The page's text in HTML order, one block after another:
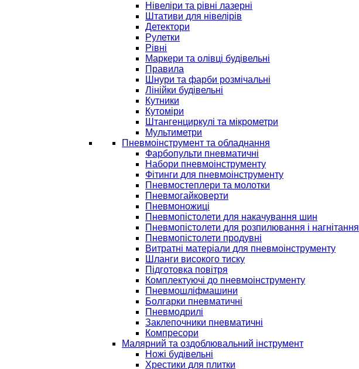
Нівеліри та рівні лазерні
Штативи для нівелірів
Детектори
Рулетки
Рівні
Маркери та олівці будівельні
Правила
Шнури та фарби розмічальні
Лінійки будівельні
Кутники
Кутоміри
Штангенциркулі та мікрометри
Мультиметри
Пневмоінструмент та обладнання
Фарбопульти пневматичні
Набори пневмоінструменту
Фітинги для пневмоінструменту
Пневмостеплери та молотки
Пневмогайковерти
Пневмоножиці
Пневмопістолети для накачування шин
Пневмопістолети для розпилювання і нагнітання
Пневмопістолети продувні
Витратні матеріали для пневмоінструменту
Шланги високого тиску
Підготовка повітря
Комплектуючі до пневмоінструменту
Пневмошліфмашини
Болгарки пневматичні
Пневмодрилі
Заклепочники пневматичні
Компресори
Малярний та оздоблювальний інструмент
Ножі будівельні
Хрестики для плитки